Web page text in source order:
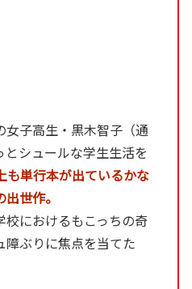
子高生・黒木智子（通
シュールな学生生活を
も単行本が出ているかな
世作。
におけるもこっちの奇
ぶりに焦点を当てた